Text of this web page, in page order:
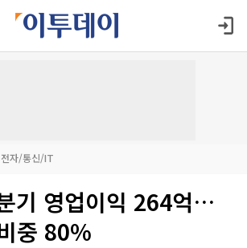
전자/통신/IT
기 영업이익 264억…
중 80%